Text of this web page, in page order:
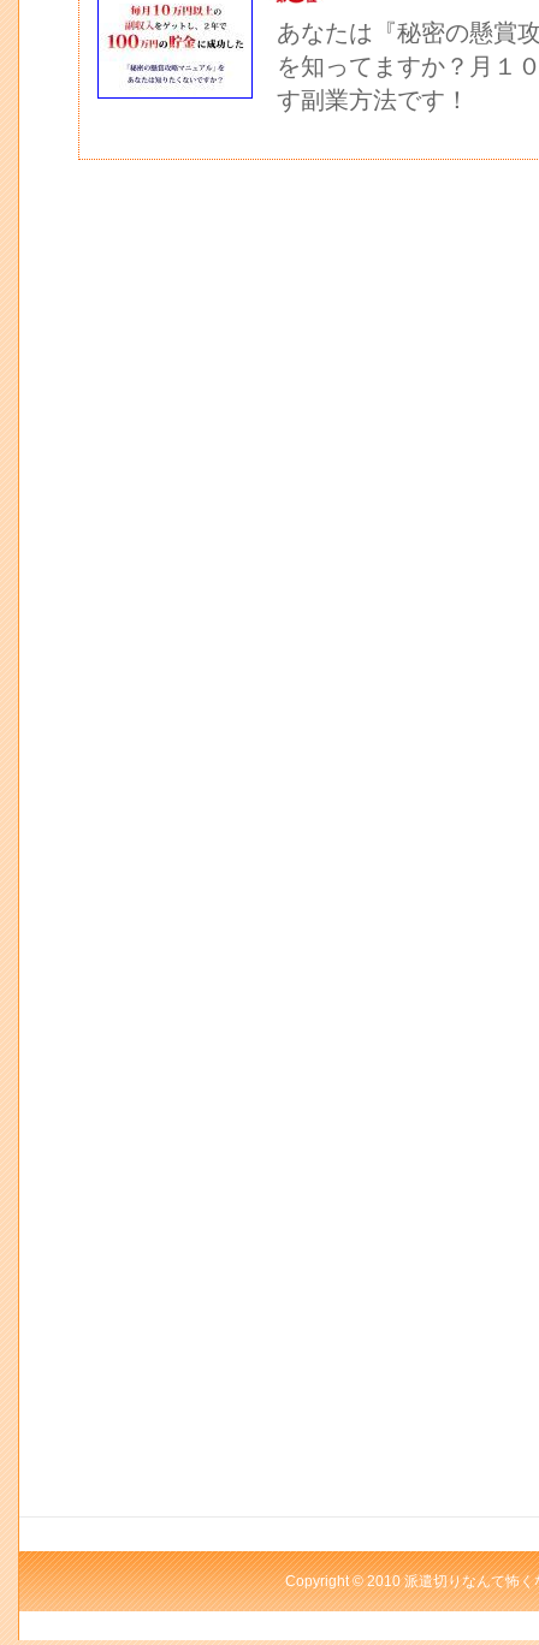
あなたは『秘密の懸賞
を知ってますか？月１
す副業方法です！
Copyright © 2010 派遣切りなんて怖